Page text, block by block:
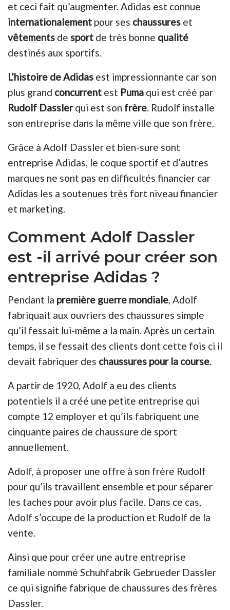
et ceci fait qu’augmenter. Adidas est connue
internationalement pour ses chaussures et
vêtements de sport de très bonne qualité
destinés aux sportifs.
L’histoire de Adidas est impressionnante car son
plus grand concurrent est Puma qui est créé par
Rudolf Dasslerqui est son frère. Rudolf installe
son entreprise dans la même ville que son frère.
Grâce à Adolf Dassler et bien-sure sont
entreprise Adidas, le coque sportif et d’autres
marques ne sont pas en difficultés financier car
Adidas les a soutenues très fort niveau financier
et marketing.
Comment Adolf Dassler
est -il arrivé pour créer son
entreprise Adidas ?
Pendant la première guerre mondiale, Adolf
fabriquait aux ouvriers des chaussures simple
qu’il fessait lui-même a la main. Après un certain
temps, il se fessait des clients dont cette fois ci il
devait fabriquer des chaussures pour la course.
A partir de 1920, Adolf a eu des clients
potentiels il a créé une petite entreprise qui
compte 12 employer et qu’ils fabriquent une
cinquante paires de chaussure de sport
annuellement.
Adolf, à proposer une offre à son frère Rudolf
pour qu’ils travaillent ensemble et pour séparer
les taches pour avoir plus facile. Dans ce cas,
Adolf s’occupe de la production et Rudolf de la
vente.
Ainsi que pour créer une autre entreprise
familiale nommé Schuhfabrik Gebrueder Dassler
ce qui signifie fabrique de chaussures des frères
Dassler.